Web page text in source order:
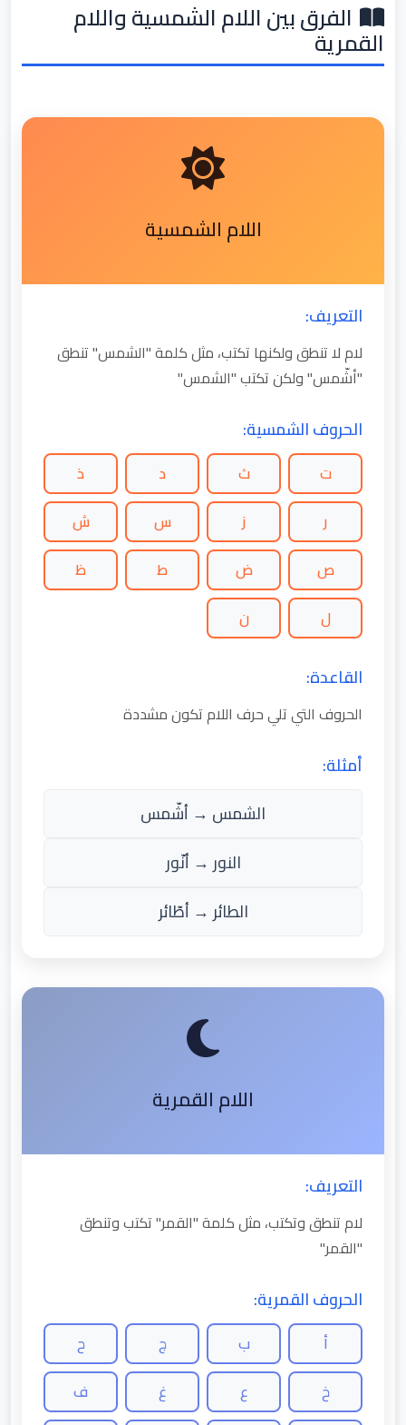
الفرق بين اللام الشمسية واللام
القمرية
اللام الشمسية
التعريف:
لام لا تنطق ولكنها تكتب، مثل كلمة "الشمس" تنطق
"أشّمس" ولكن تكتب "الشمس"
الحروف الشمسية:
ت ث د
ذ
ر
ز س
ش
ص
ض ط
ظ
ل
ن
القاعدة:
الحروف التي تلي حرف اللام تكون مشددة
أمثلة:
الشمس → أشّمس
النور → أنّور
الطائر → أطّائر
اللام القمرية
التعريف:
لام تنطق وتكتب، مثل كلمة "القمر" تكتب وتنطق
"القمر"
الحروف القمرية:
أ ب ج
ح
خ
ع غ
ف